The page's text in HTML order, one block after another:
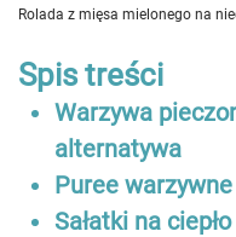
Rolada z mięsa mielonego na
Spis treści
Warzywa
alternatywa
Puree
Sałatki na